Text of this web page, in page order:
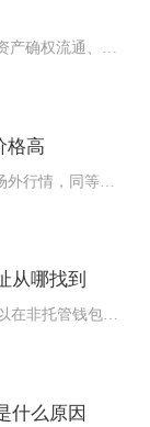
格高
从哪找到
以太坊钱包地址主要可以在非托管钱包客户端、硬件钱包配套软件、交易所资产充值页面找到，地址统
什么原因